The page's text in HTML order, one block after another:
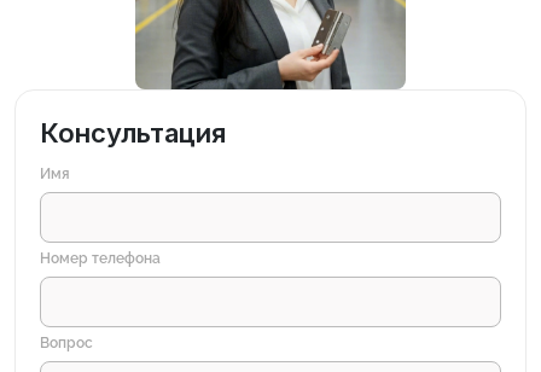
Консультация
Имя
Номер телефона
Вопрос